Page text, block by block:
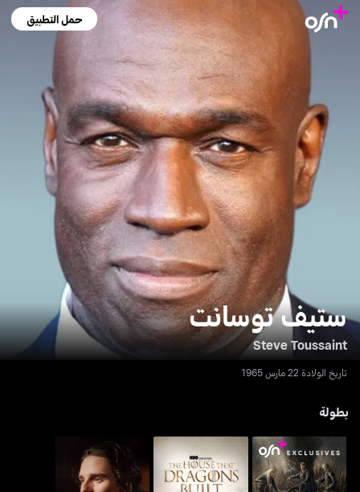
حمل التطبيق
ستيف توسانت
Steve Toussaint
تاريخ الولادة 22 مارس 1965
بطولة